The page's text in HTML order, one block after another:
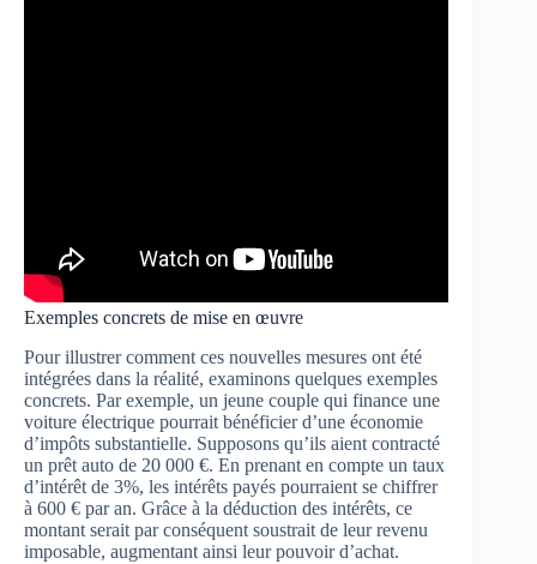
Exemples concrets de mise en œuvre
Pour illustrer comment ces nouvelles mesures ont été
intégrées dans la réalité, examinons quelques exemples
concrets. Par exemple, un jeune couple qui finance une
voiture électrique pourrait bénéficier d’une économie
d’impôts substantielle. Supposons qu’ils aient contracté
un prêt auto de 20 000 €. En prenant en compte un taux
d’intérêt de 3%, les intérêts payés pourraient se chiffrer
à 600 € par an. Grâce à la déduction des intérêts, ce
montant serait par conséquent soustrait de leur revenu
imposable, augmentant ainsi leur pouvoir d’achat.